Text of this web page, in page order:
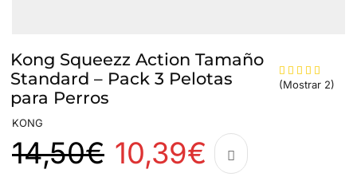
Kong Squeezz Action Tamaño
Standard – Pack 3 Pelotas
para Perros
(Mostrar 2)
KONG
14,50€ 10,39€